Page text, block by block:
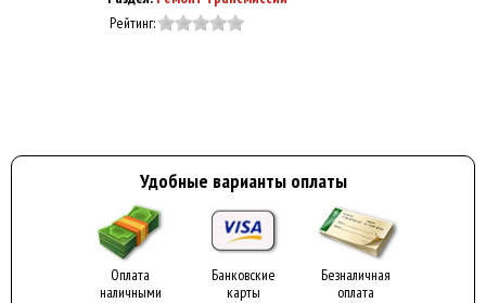
Рейтинг:
Удобные варианты оплаты
Оплата
наличными
Банковские
карты
Безналичная
оплата